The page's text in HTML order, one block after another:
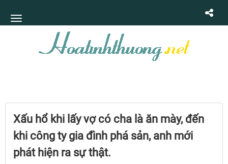
Xấu hổ khi lấy vợ có cha là ăn mày, đến
khi công ty gia đình phá sản, anh mới
phát hiện ra sự thật.